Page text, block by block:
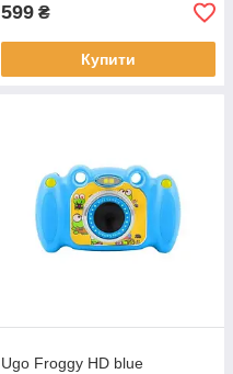
599 ₴
Купити
Ugo Froggy HD blue